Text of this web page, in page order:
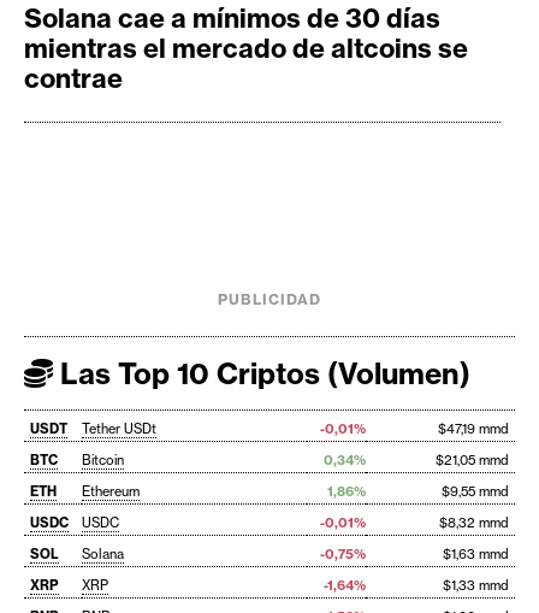
Solana cae a mínimos de 30 días
mientras el mercado de altcoins se
contrae
PUBLICIDAD
Las Top 10 Criptos (Volumen)
USDT Tether USDt -0,01%
$47,19 mmd
BTC
Bitcoin 0,34%
$21,05 mmd
ETH
Ethereum 1,86%
$9,55 mmd
USDC
USDC -0,01%
$8,32 mmd
SOL
Solana -0,75%
$1,63 mmd
XRP
XRP -1,64%
$1,33 mmd